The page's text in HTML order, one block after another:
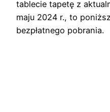
tablecie tapetę z
maju 2024 r., to
bezpłatnego pobrania.